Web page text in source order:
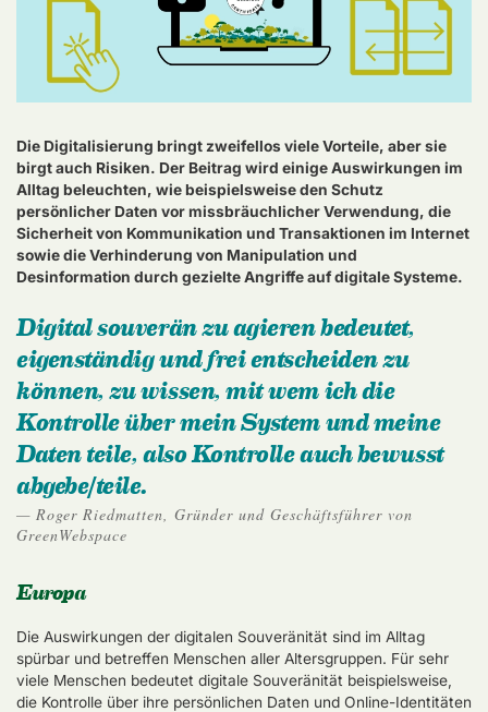
Die Digitalisierung bringt zweifellos viele Vorteile, aber sie
birgt auch Risiken. Der Beitrag wird einige Auswirkungen im
Alltag beleuchten, wie beispielsweise den Schutz
persönlicher Daten vor missbräuchlicher Verwendung, die
Sicherheit von Kommunikation und Transaktionen im Internet
sowie die Verhinderung von Manipulation und
Desinformation durch gezielte Angriffe auf digitale Systeme.
Digital souverän zu agieren bedeutet,
eigenständig und frei entscheiden zu
können, zu wissen, mit wem ich die
Kontrolle über mein System und meine
Daten teile, also Kontrolle auch bewusst
abgebe/teile.
Roger Riedmatten, Gründer und Geschäftsführer von
GreenWebspace
Europa
Die Auswirkungen der digitalen Souveränität sind im Alltag
spürbar und betreffen Menschen aller Altersgruppen. Für sehr
viele Menschen bedeutet digitale Souveränität beispielsweise,
die Kontrolle über ihre persönlichen Daten und Online-Identitäten